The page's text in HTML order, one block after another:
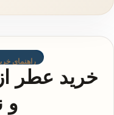
راهنمای
خرید عطر
و